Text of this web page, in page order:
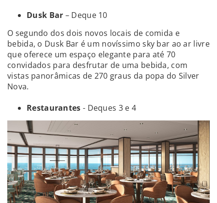
Dusk Bar – Deque 10
O segundo dos dois novos locais de comida e
bebida, o Dusk Bar é um novíssimo sky bar ao ar livre
que oferece um espaço elegante para até 70
convidados para desfrutar de uma bebida, com
vistas panorâmicas de 270 graus da popa do Silver
Nova.
Restaurantes - Deques 3 e 4